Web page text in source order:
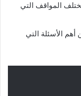
المواقف التي
الأسئلة التي